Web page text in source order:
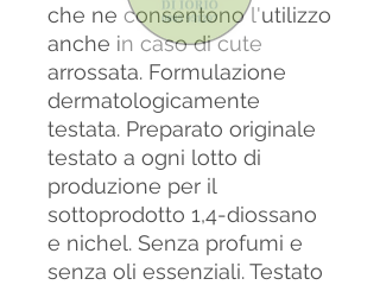
che ne consentono l'utilizzo
anche in caso di cute
arrossata. Formulazione
dermatologicamente
testata. Preparato originale
testato a ogni lotto di
produzione per il
sottoprodotto 1,4-diossano
e nichel. Senza profumi e
senza oli essenziali. Testato